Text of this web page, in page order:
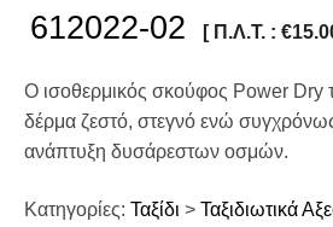
612022-02 [ Π.Λ.Τ. : €
O ισοθερμικός σκούφος Power Dry
δέρμα ζεστό, στεγνό ενώ
ανάπτυξη δυσάρεστων οσμών.
Κατηγορίες: Ταξίδι > Ταξιδιωτικά